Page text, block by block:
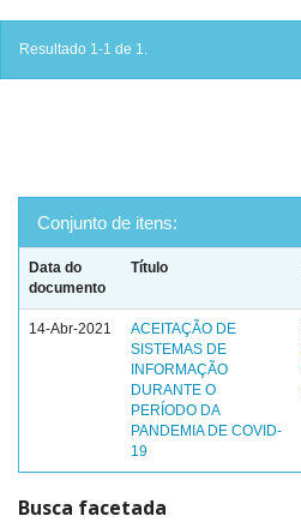
Resultado 1-1 de 1.
Conjunto de itens:
Data do
documento
Título
14-Abr-2021
ACEITAÇÃO DE
SISTEMAS DE
INFORMAÇÃO
DURANTE O
PERÍODO DA
PANDEMIA DE COVID-
19
Busca facetada